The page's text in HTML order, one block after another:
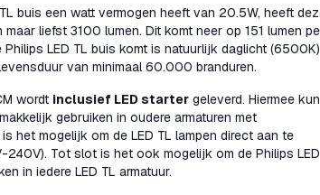
buis een watt vermogen heeft van 20.5W, heeft
liefst 3100 lumen. Dit komt neer op 151 lumen
LED TL buis komt is natuurlijk daglicht (6500K)
van minimaal 60.000 branduren.
wordt inclusief LED starter geleverd. Hiermee kun
gebruiken in oudere armaturen met
het mogelijk om de LED TL lampen direct aan te
Tot slot is het ook mogelijk om de Philips LED
in iedere LED TL armatuur.